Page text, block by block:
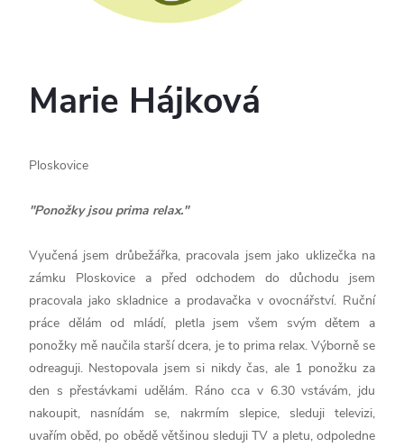
Marie Hájková
Ploskovice
"Ponožky jsou prima relax."
Vyučená jsem drůbežářka, pracovala jsem jako uklizečka na
zámku Ploskovice a před odchodem do důchodu jsem
pracovala jako skladnice a prodavačka v ovocnářství. Ruční
práce dělám od mládí, pletla jsem všem svým dětem a
ponožky mě naučila starší dcera, je to prima relax. Výborně se
odreaguji. Nestopovala jsem si nikdy čas, ale 1 ponožku za
den s přestávkami udělám. Ráno cca v 6.30 vstávám, jdu
nakoupit, nasnídám se, nakrmím slepice, sleduji televizi,
uvařím oběd, po obědě většinou sleduji TV a pletu, odpoledne